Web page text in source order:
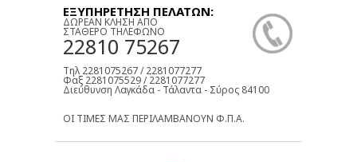
ΕΞΥΠΗΡΕΤΗΣΗ ΠΕΛΑΤΩΝ:
ΔΩΡΕΑΝ ΚΛΗΣΗ ΑΠΟ
ΣΤΑΘΕΡΟ ΤΗΛΕΦΩΝΟ
22810 75267
Τηλ 2281075267 / 2281077277
Φαξ 2281075529 / 2281077277
Διεύθυνση Λαγκάδα - Τάλαντα - Σύρος 84100
ΟΙ ΤΙΜΕΣ ΜΑΣ ΠΕΡΙΛΑΜΒΑΝΟΥΝ Φ.Π.Α.